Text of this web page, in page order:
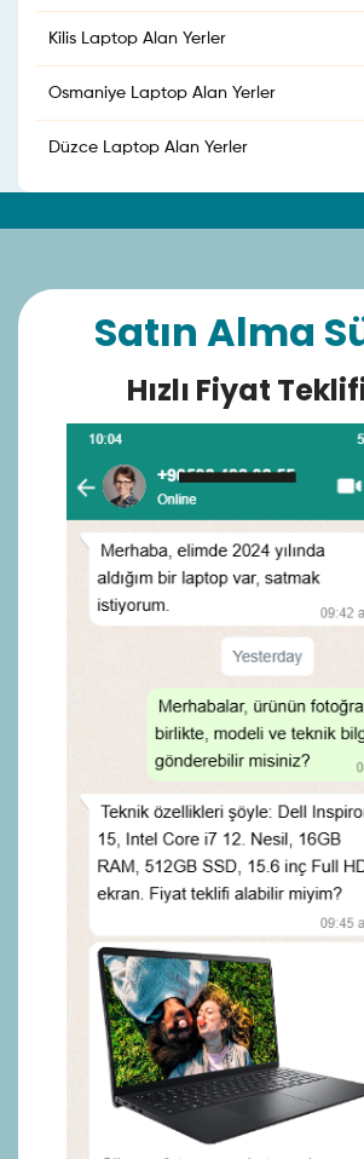
Kilis Laptop Alan Yerler
Osmaniye Laptop Alan Yerler
Düzce Laptop Alan Yerler
Satın Alma
Hızlı Fiyat